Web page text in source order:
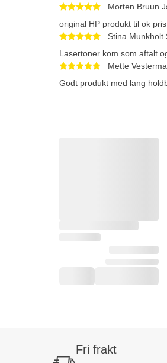
Betygsatt 5 av 5
Morten Bruun
original HP produkt til ok pris
Betygsatt 5 av 5
Stina Munkholt
Lasertoner kom som aftalt
Betygsatt 5 av 5
Mette
Godt produkt med lang
Fri frakt